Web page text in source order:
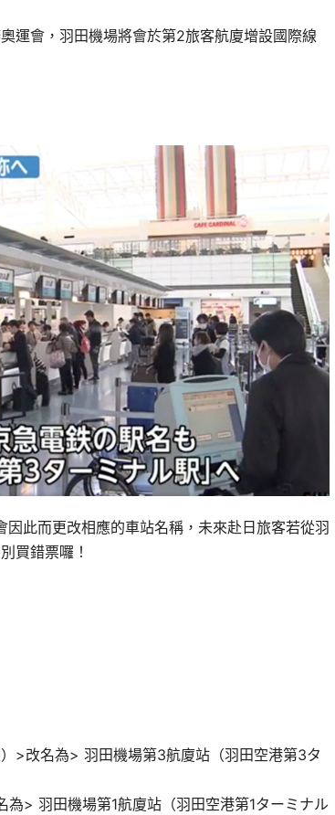
運會，羽田機場將會於第2旅客航廈增設國際線
此而更改相應的車站名稱，未來赴日旅客若從羽
買錯票囉！
>改名為> 羽田機場第3航廈站（羽田空港第3タ
> 羽田機場第1航廈站（羽田空港第1ターミナル